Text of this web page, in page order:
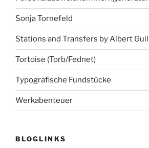
Sonja Tornefeld
Stations and Transfers by Albert
Tortoise (Torb/Fednet)
Typografische Fundstücke
Werkabenteuer
BLOGLINKS